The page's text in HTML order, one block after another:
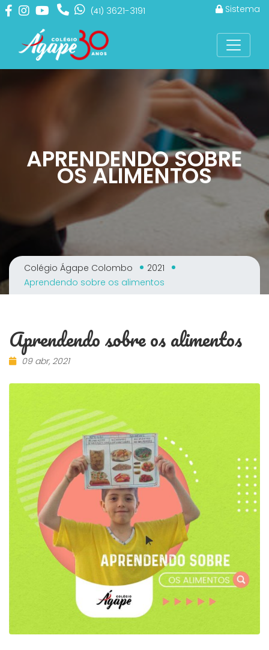
(41) 3621-3191 Sistema
APRENDENDO SOBRE
OS ALIMENTOS
Colégio Ágape Colombo
2021
Aprendendo sobre os alimentos
Aprendendo sobre os alimentos
09 abr, 2021